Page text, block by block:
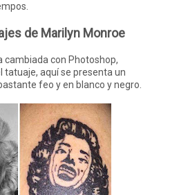
de Marilyn Monroe
cambiada con Photoshop,
tatuaje, aquí se presenta un
feo y en blanco y negro.